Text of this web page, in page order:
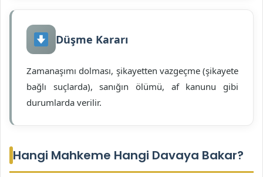
Düşme Kararı
Zamanaşımı dolması, şikayetten vazgeçme (şikayete
bağlı suçlarda), sanığın ölümü, af kanunu gibi
durumlarda verilir.
Hangi Mahkeme Hangi Davaya Bakar?